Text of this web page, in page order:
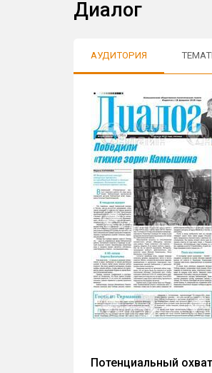
Диалог
АУДИТОРИЯ
Потенциальный охват